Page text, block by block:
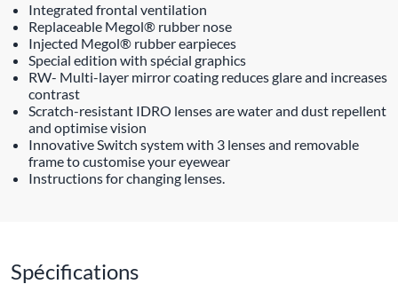
Integrated frontal ventilation
Replaceable Megol® rubber nose
Injected Megol® rubber earpieces
Special edition with spécial graphics
RW- Multi-layer mirror coating reduces glare and increases
contrast
Scratch-resistant IDRO lenses are water and dust repellent
and optimise vision
Innovative Switch system with 3 lenses and removable
frame to customise your eyewear
Instructions for changing lenses.
Spécifications